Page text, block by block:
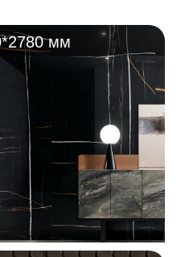
мм